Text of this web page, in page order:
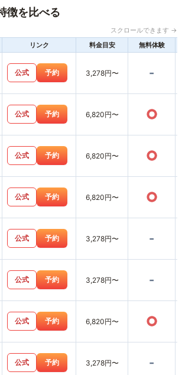
徴を比べる
スクロールできます →
リンク 料金目安 無料体験
公式 予約 3,278円〜 -
公式 予約 6,820円〜 ○
公式 予約 6,820円〜 ○
公式 予約 6,820円〜 ○
公式 予約 3,278円〜 -
公式 予約 3,278円〜 -
公式 予約 6,820円〜 ○
公式 予約 3,278円〜 -